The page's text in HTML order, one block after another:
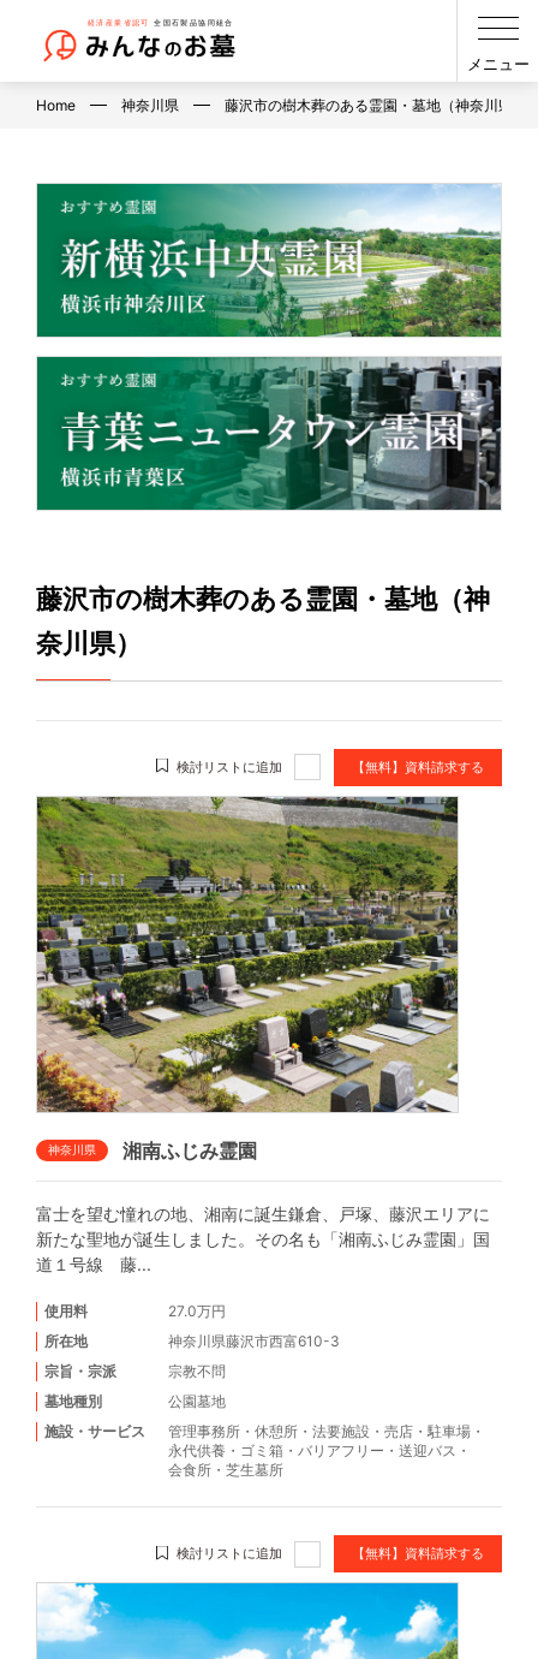
メニュー
Home 神奈川県 藤沢市の樹木葬のある霊園・墓地（神奈川県）
藤沢市の樹木葬のある霊園・墓地（神
奈川県）
検討リストに追加 【無料】資料請求する
神奈川県 湘南ふじみ霊園
富士を望む憧れの地、湘南に誕生鎌倉、戸塚、藤沢エリアに
新たな聖地が誕生しました。その名も「湘南ふじみ霊園」国
道１号線 藤...
使用料
27.0万円
所在地
神奈川県藤沢市西富610-3
宗旨・宗派
宗教不問
墓地種別
公園墓地
施設・サービス
管理事務所 ・ 休憩所 ・ 法要施設 ・ 売店 ・ 駐車場 ・
永代供養 ・ ゴミ箱 ・ バリアフリー ・ 送迎バス ・
会食所 ・ 芝生墓所
検討リストに追加 【無料】資料請求する